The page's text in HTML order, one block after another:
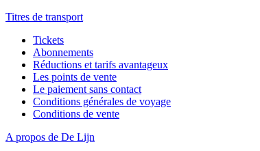
Titres de transport
Tickets
Abonnements
Réductions et tarifs avantageux
Les points de vente
Le paiement sans contact
Conditions générales de voyage
Conditions de vente
A propos de De Lijn